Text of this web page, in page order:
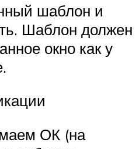
шаблон и
Шаблон должен
окно как у
ОК (на